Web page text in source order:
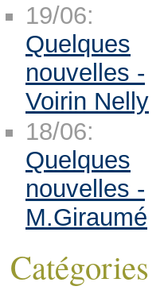
19/06:
Quelques
nouvelles -
Voirin Nelly
18/06:
Quelques
nouvelles -
M.Giraumé
Catégories